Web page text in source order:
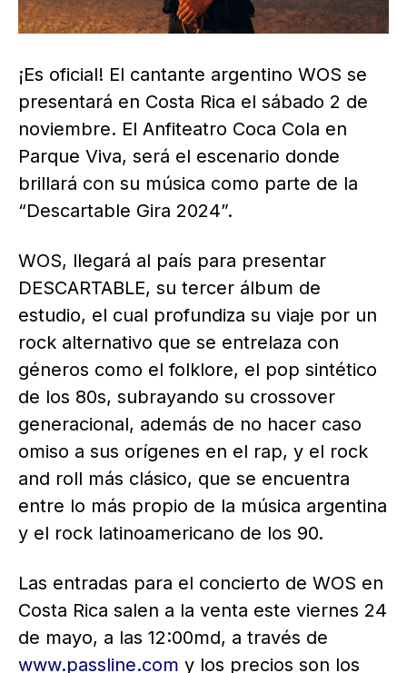
¡Es oficial! El cantante argentino WOS se
presentará en Costa Rica el sábado 2 de
noviembre. El Anfiteatro Coca Cola en
Parque Viva, será el escenario donde
brillará con su música como parte de la
“Descartable Gira 2024”.
WOS, llegará al país para presentar
DESCARTABLE, su tercer álbum de
estudio, el cual profundiza su viaje por un
rock alternativo que se entrelaza con
géneros como el folklore, el pop sintético
de los 80s, subrayando su crossover
generacional, además de no hacer caso
omiso a sus orígenes en el rap, y el rock
and roll más clásico, que se encuentra
entre lo más propio de la música argentina
y el rock latinoamericano de los 90.
Las entradas para el concierto de WOS en
Costa Rica salen a la venta este viernes 24
de mayo, a las 12:00md, a través de
www.passline.com y los precios son los